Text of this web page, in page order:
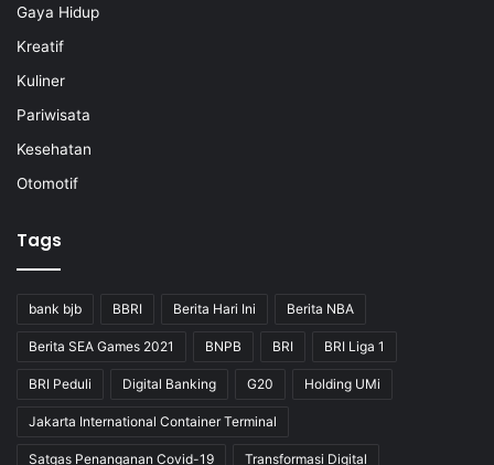
Gaya Hidup
Kreatif
Kuliner
Pariwisata
Kesehatan
Otomotif
Tags
bank bjb BBRI Berita Hari Ini Berita NBA
Berita SEA Games 2021 BNPB BRI BRI Liga 1
BRI Peduli Digital Banking G20 Holding UMi
Jakarta International Container Terminal
Satgas Penanganan Covid-19 Transformasi Digital